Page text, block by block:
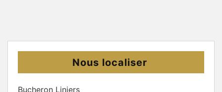
Nous localiser
Bucheron Liniers